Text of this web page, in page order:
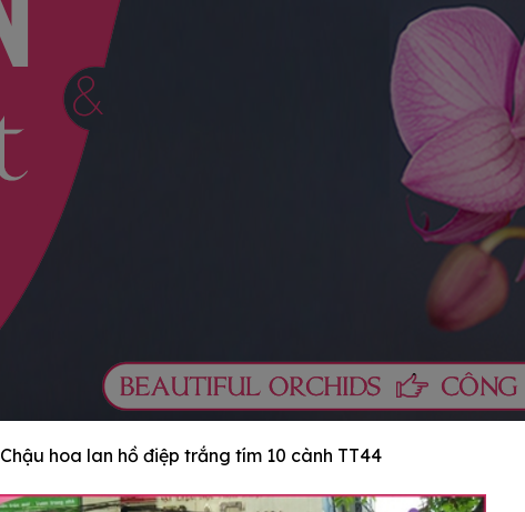
Chậu hoa lan hồ điệp trắng tím 10 cành TT44